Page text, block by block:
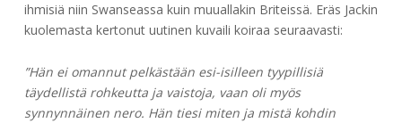
ihmisiä niin Swanseassa kuin muuallakin Briteissä. Eräs Jackin
kuolemasta kertonut uutinen kuvaili koiraa seuraavasti:
”Hän ei omannut pelkästään esi-isilleen tyypillisiä
täydellistä rohkeutta ja vaistoja, vaan oli myös
synnynnäinen nero. Hän tiesi miten ja mistä kohdin